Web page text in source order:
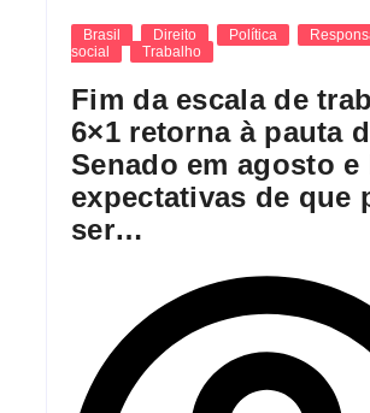
Brasil Direito Política
social
Trabalho
Fim da escala de
6×1 retorna à pauta
Senado em agosto e
expectativas de que
ser…